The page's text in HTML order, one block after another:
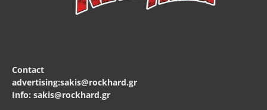
Contact
advertising:sakis@rockhard.gr
Info: sakis@rockhard.gr